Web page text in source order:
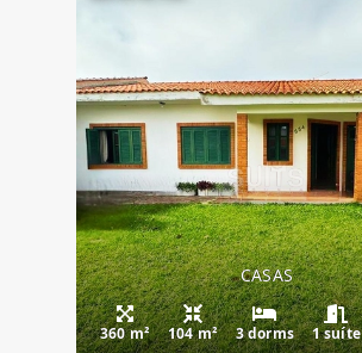
CASAS
360 m² 104 m² 3 dorms 1 suíte